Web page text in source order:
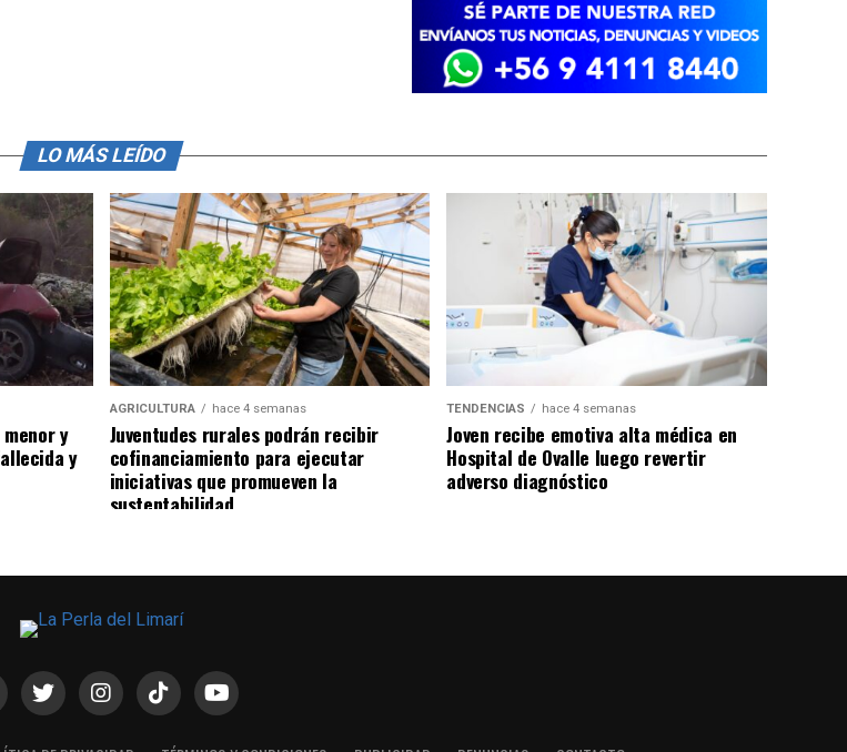
LO MÁS LEÍDO
y
y
AGRICULTURA hace 4 semanas
Juventudes rurales podrán recibir
cofinanciamiento para ejecutar
iniciativas que promueven la
sustentabilidad
TENDENCIAS hace 4 semanas
Joven recibe emotiva alta médica en
Hospital de Ovalle luego revertir
adverso diagnóstico